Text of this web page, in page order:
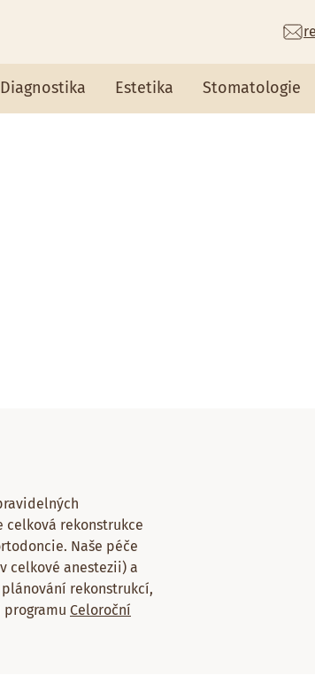
Diagnostika Estetika Stomatologie
rekonstrukce
Naše péče
celkové anestezii) a
rekonstrukcí,
Celoroční